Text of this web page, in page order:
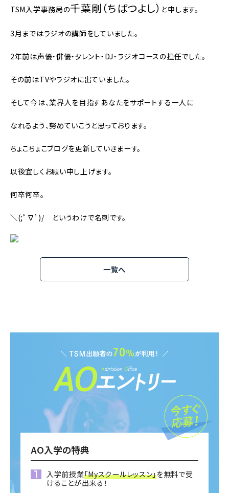
TSM入学事務局の千葉剛（ちばつよし） と申します。
3月まではラジオの講師をしていました。
2年前は声優・俳優・タレント・DJ・ラジオコースの担任でした。
その前はTVやラジオに出ていました。
そして今は、業界人を目指すあなたをサポートする一人に
なれるよう、努めていこうと思っております。
ちょこちょこブログを更新していきまーす。
以後宜しくお願い申し上げます。
何卒何卒。
＼(;ﾟ∇ﾟ)/ というわけで名刺です。
一覧へ
AO入学の特典
入学前授業「Myスクールレッスン」を無料で受
けることが出来る！